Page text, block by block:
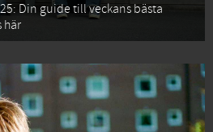
Din guide till veckans bästa
här